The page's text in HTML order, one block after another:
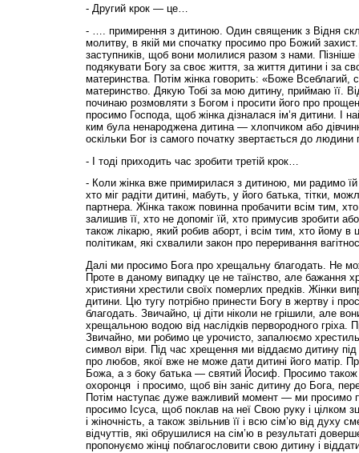
- Другий крок — це…
- …. примирення з дитиною. Один священик з Відня
молитву, в якій ми спочатку просимо про Божий
заступників, щоб вони молилися разом з нами. Пізніше
подякувати Богу за своє життя, за життя дитини і за
материнства. Потім жінка говорить: «Боже Всеблагий,
материнство. Дякую Тобі за мою дитину, приймаю її.
починаю розмовляти з Богом і просити його про
просимо Господа, щоб жінка дізналася ім’я дитини. І
ким була ненароджена дитина — хлопчиком або
оскільки Бог із самого початку звертається до людини
- І тоді приходить час зробити третій крок…
- Коли жінка вже примирилася з дитиною, ми радимо їй
хто міг радіти дитині, мабуть, у його батька, тітки,
партнера. Жінка також повинна пробачити всім тим,
залишив її, хто не допоміг їй, хто примусив зробити
також лікарю, який робив аборт, і всім тим, хто йому в
політикам, які схвалили закон про переривання
Далі ми просимо Бога про хрещальну благодать. Не
Проте в даному випадку це не таїнство, але бажання
християни хрестили своїх померлих предків. Жінки
дитини. Цю тугу потрібно принести Богу в жертву і
благодать. Звичайно, ці діти ніколи не грішили, але
хрещальною водою від наслідків первородного гріха.
Звичайно, ми робимо це урочисто, запалюємо
символ віри. Під час хрещення ми віддаємо дитину
про любов, якої вже не може дати дитині його матір.
Божа, а з боку батька — святий Йосиф. Просимо також
охоронця і просимо, щоб він заніс дитину до Бога,
Потім наступає дуже важливий момент — ми просимо
просимо Ісуса, щоб поклав на неї Свою руку і цілком
і жіночність, а також звільнив її і всю сім’ю від духу
відчуттів, які обрушилися на сім’ю в результаті
пропонуємо жінці поблагословити свою дитину і